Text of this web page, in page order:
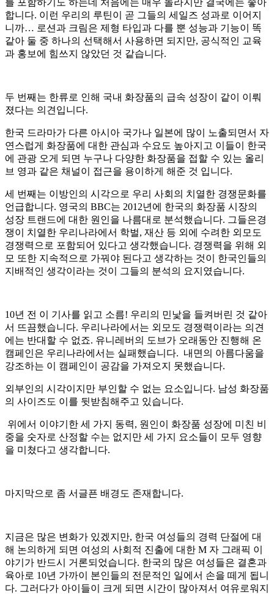
합니다. 이런 우리의 루틴이 곧 그들의 세일즈 성과로 이어지
니까… 로션과 크림은 제형 타입과 다를 뿐 성능과 기능이 똑
같아 둘 중 하나의 선택해서 사용하면 되지만, 공식적인 교육
과 홍보에 힘쓰지 않았던 것 같습니다.
두 번째는 한류로 인해 국내 화장품의 급속 성장이 같이 이뤄
졌다는 의견입니다.
한국 드라마가 다른 아시아 국가나 일본에 많이 노출되면서 자
연스럽게 화장품에 대한 관심과 수요도 높아지고 이들이 한국
에 관광 오게 되면 누구나 다양한 화장품을 접할 수 있는 올리
브 영과 같은 채널이 접근을 용이하게 해준 것 입니다.
세 번째는 이방인의 시각으로 우리 사회의 치열한 경쟁문화를
언급합니다. 영국의 BBC는 2012년에 한국의 화장품 시장의
성장 트랜드에 대한 원인을 나름대로 분석했습니다. 그들은경
쟁이 치열한 우리나라에서 학벌, 재산 등 외에 수려한 외모도
경쟁력으로 포함되어 있다고 생각했습니다. 경쟁력을 위해 외
모 또한 지속적으로 가꿔야 된다고 생각하는 것이 한국인들의
지배적인 생각이라는 것이 그들의 분석의 요지였습니다.
10년 전 이 기사를 읽고 소름! 우리의 민낯을 들켜버린 것 같아
서 뜨끔했습니다. 우리나라에서는 외모도 경쟁력이라는 의견
에는 반대할 수 없죠. 유니레버의 도브가 오래동안 진행해 온
캠페인은 우리나라에서는 실패했습니다. 내면의 아름다움을
강조하는 이 캠페인이 공감을 가져오지 못했습니다.
외부인의 시각이지만 부인할 수 없는 요소입니다. 남성 화장품
의 사이즈도 이를 뒷받침해주고 있습니다.
위에서 이야기한 세 가지 동력, 원인이 화장품 성장에 미친 비
중을 숫자로 산정할 수는 없지만 세 가지 요소들이 모두 영향
을 미쳤다고 생각합니다.
마지막으로 좀 서글픈 배경도 존재합니다.
지금은 많은 변화가 있겠지만, 한국 여성들의 경력 단절에 대
해 논의하게 되면 여성의 사회적 진출에 대한 M 자 그래픽 이
야기가 반드시 거론되었습니다. 한국의 많은 여성들은 결혼과
육아로 10년 가까이 본인들의 전문적인 일에서 손을 떼게 됩니
다. 그러다가 아이들이 크게 되면 시간이 많아져서 여유로워지